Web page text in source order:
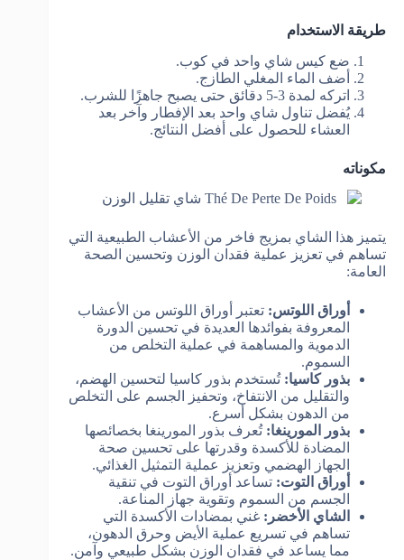
طريقة الاستخدام
ضع كيس شاي واحد في كوب.
أضف الماء المغلي الطازج.
اتركه لمدة 3-5 دقائق حتى يصبح جاهزًا للشرب.
يُفضل تناول شاي واحد بعد الإفطار وآخر بعد
العشاء للحصول على أفضل النتائج.
مكوناته
يتميز هذا الشاي بمزيج فاخر من الأعشاب الطبيعية التي
تساهم في تعزيز عملية فقدان الوزن وتحسين الصحة
العامة:
أوراق اللوتس: تعتبر أوراق اللوتس من الأعشاب
المعروفة بفوائدها العديدة في تحسين الدورة
الدموية والمساهمة في عملية التخلص من
السموم.
بذور كاسيا: تُستخدم بذور كاسيا لتحسين الهضم،
والتقليل من الانتفاخ، وتحفيز الجسم على التخلص
من الدهون بشكل أسرع.
بذور المورينغا: تُعرف بذور المورينغا بخصائصها
المضادة للأكسدة وقدرتها على تحسين صحة
الجهاز الهضمي وتعزيز عملية التمثيل الغذائي.
أوراق التوت: تساعد أوراق التوت في تنقية
الجسم من السموم وتقوية جهاز المناعة.
الشاي الأخضر: غني بمضادات الأكسدة التي
تساهم في تسريع عملية الأيض وحرق الدهون،
مما يساعد في فقدان الوزن بشكل طبيعي وآمن.